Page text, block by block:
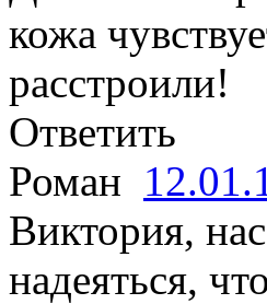
кожа
расстроили!
Ответить
Роман
Виктория,
надеяться,